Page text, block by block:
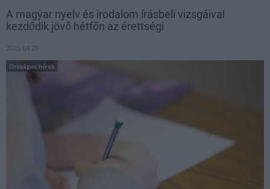
A magyar nyelv és irodalom írásbeli vizsgáival
kezdődik jövő hétfőn az érettségi
2025.04.29
Országos hírek